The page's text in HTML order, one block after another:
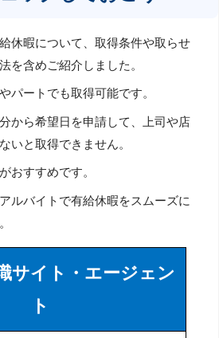
休暇について、取得条件や取らせ
を含めご紹介しました。
パートでも取得可能です。
から希望日を申請して、上司や店
いと取得できません。
おすすめです。
ルバイトで有給休暇をスムーズに
サイト・エージェン
ト